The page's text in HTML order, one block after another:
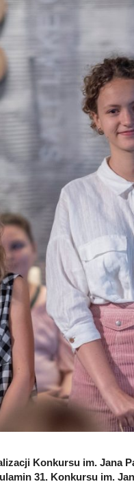
Konkursu im. Jana
31. Konkursu im.